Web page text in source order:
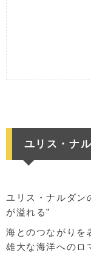
ユリス・ナ
ユリス・ナルダン
が溢れる”
海とのつながりを
雄大な海洋へのロ